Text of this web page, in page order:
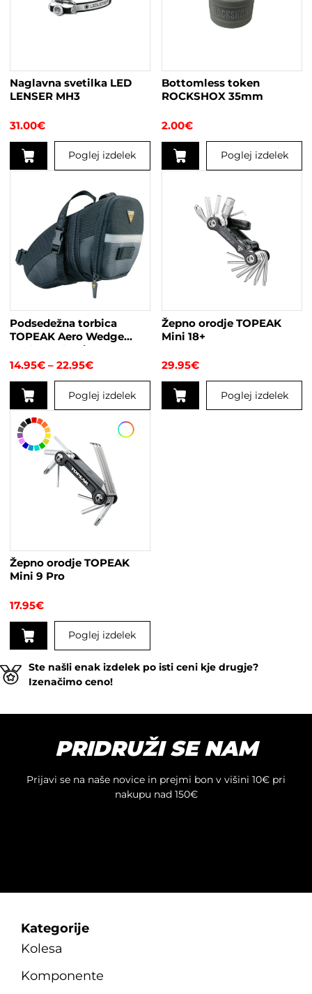
Naglavna svetilka LED
LENSER MH3
31.00€
Poglej izdelek
različic.
Možnosti
lahko
izberete
strani
izdelka
Bottomless token
ROCKSHOX 35mm
2.00€
Poglej izdelek
Podsedežna torbica
TOPEAK Aero Wedge
Pack s trakovi
14.95€ – 22.95€Cenovni
od
14.95€
do
Poglej izdelek
izdelek
ima
različic.
strani
izdelka
Žepno orodje TOPEAK
Mini 18+
29.95€
Poglej izdelek
Žepno orodje TOPEAK
Mini 9 Pro
17.95€
Poglej izdelek
izdelek
ima
različic.
Ste našli enak izdelek po isti ceni kje drugje?
Izenačimo ceno!
PRIDRUŽI SE NAM
Prijavi se na naše novice in prejmi bon v višini 10€ pri
nakupu nad 150€
Kategorije
Kolesa
Komponente